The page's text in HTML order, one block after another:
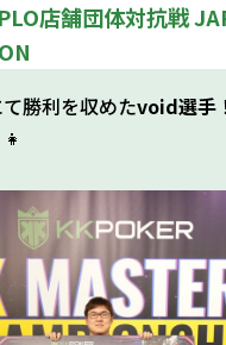
店舗団体対抗戦
勝利を収めたvoid選手